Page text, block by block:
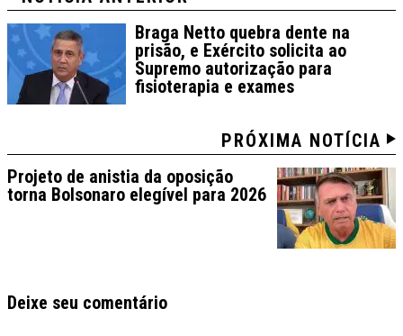
Braga Netto quebra dente na
prisão, e Exército solicita ao
Supremo autorização para
fisioterapia e exames
PRÓXIMA NOTÍCIA
Projeto de anistia da oposição
torna Bolsonaro elegível para 2026
Deixe seu comentário